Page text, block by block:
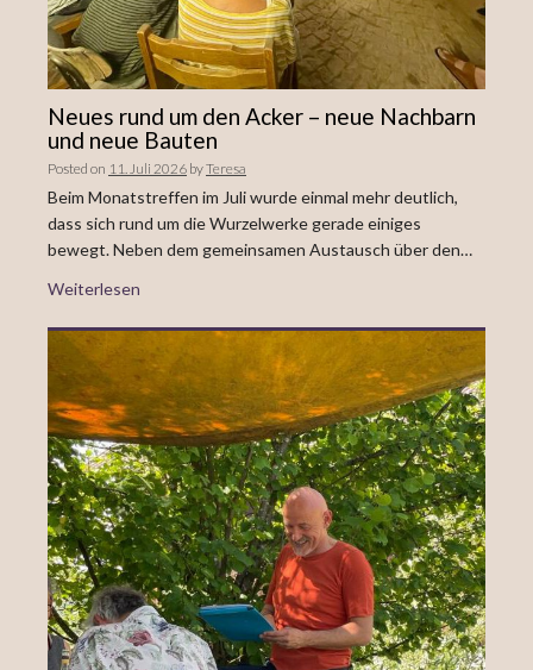
Neues rund um den Acker – neue Nachbarn
und neue Bauten
Posted on 11. Juli 2026 byTeresa
Beim Monatstreffen im Juli wurde einmal mehr deutlich,
dass sich rund um die Wurzelwerke gerade einiges
bewegt. Neben dem gemeinsamen Austausch über den…
Weiterlesen